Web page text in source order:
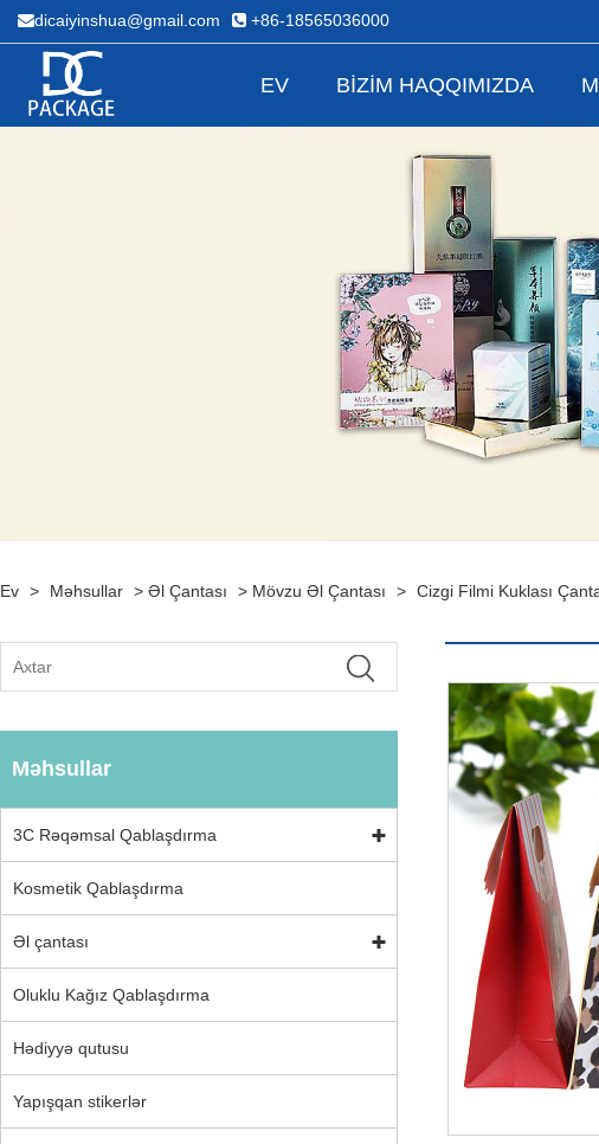
dicaiyinshua@gmail.com +86-18565036000
EV BIZIM HAQQIMIZDA
Ev > Məhsullar > Əl Çantası > Mövzu Əl Çantası > Cizgi Filmi Kuklası
Məhsullar
3C Rəqəmsal Qablaşdırma
Kosmetik Qablaşdırma
Əl çantası
Oluklu Kağız Qablaşdırma
Hədiyyə qutusu
Yapışqan stikerlər